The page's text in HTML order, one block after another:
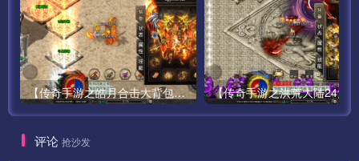
安装结束了。我们测试下。
检测更新失败，这里我防火墙忘记关了。
这样就可以了。
可以正常登陆，教程到此结束。
【传奇手游之皓月合击大背包-[白猪3.0]-免授权版】经典三职业复古特色战神引擎传奇手游-最新打包Win服务端源码视频架设教程-新版GM多功能网页授权物品后台-GM直冲网页后台-苹果IOS安卓双端版本！
评论 抢沙发